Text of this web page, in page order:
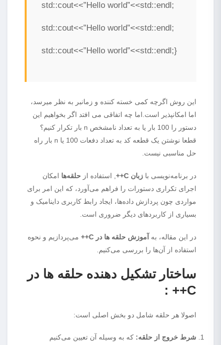
std::cout<<”Hello world”<<std::endl;
std::cout<<”Hello world”<<std::endl;
std::cout<<”Hello world”<<std::endl;}
این روش اگرچه کمی خسته کننده و زمانبر به نظر میرسد،
اما امکانپذیر است.اما چه اتفاقی می افتد اگر بخواهیم این
دستور را 100 بار یا به تعداد نامشخص n بار تکرار کنیم؟
قطعا نوشتن یک قطعه کد به تعداد دفعات 100 یا n بار راه
حل مناسبی نیست.
در برنامه‌نویسی با زبان C++ , استفاده از حلقه‌ها امکان
اجرای تکراری دستورات را فراهم می‌آورد، که این امر برای
مواردی چون پردازش داده‌ها، ایجاد رابط کاربری داینامیک و
بسیاری از کاربردهای دیگر ضروری است.
در این مقاله، به آموزش حلقه‌ ها در C++
می‌پردازیم و نحوه
استفاده از آن‌ها را بررسی می‌کنیم.
ساختار تشکیل دهنده حلقه‌ ها در
C++ :
اصولا هر حلقه شامل دو بخش اصلی است:
شرط خروج از حلقه: که به وسیله آن تعیین می‌کنیم